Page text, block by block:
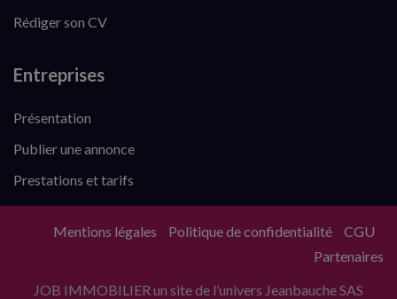
Rédiger son CV
Entreprises
Présentation
Publier une annonce
Prestations et tarifs
JOB IMMOBILIER un site de l’univers Jeanbauche SAS
Mentions légales Politique de confidentialité
CGU
Partenaires